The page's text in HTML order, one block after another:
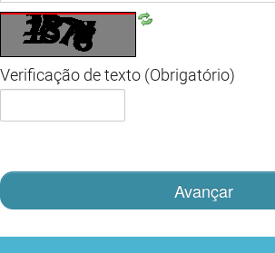
Verificação de texto (Obrigatório)
Avançar